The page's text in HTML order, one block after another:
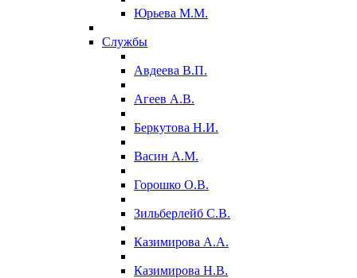
Юрьева М.М.
Службы
Авдеева В.П.
Агеев А.В.
Беркутова Н.И.
Васин А.М.
Горошко О.В.
Зильберлейб С.В.
Казимирова А.А.
Казимирова Н.В.